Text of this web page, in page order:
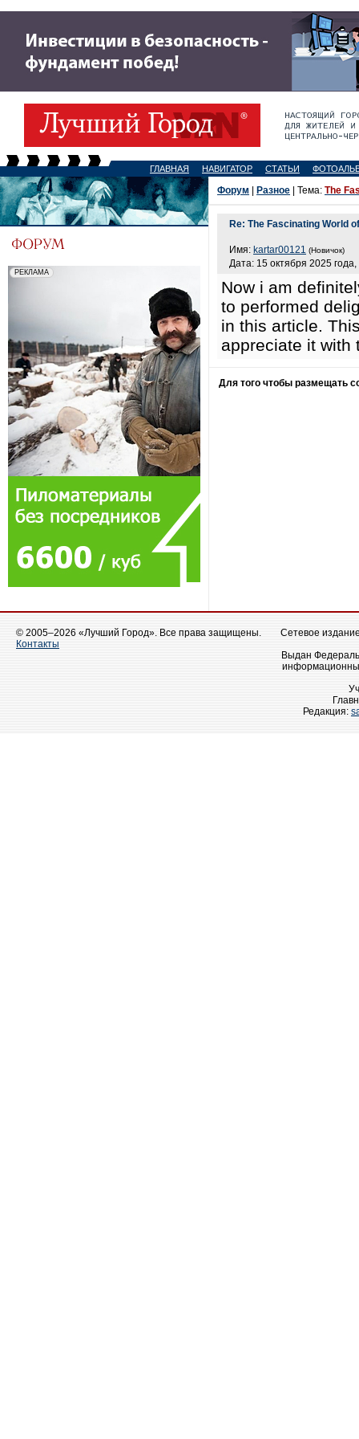
ГЛАВНАЯ НАВИГАТОР СТАТЬИ
Форум Разное | Тема: The
Re: The Fascinating World
Имя: kartar00121 (Новичок)
Дата: 15 октября 2025
Now i am
to performed
in this article.
appreciate it
Для того чтобы размещать
© 2005–2026 «Лучший Город». Все права защищены.
Контакты
Сетевое
Выдан
Редакция: